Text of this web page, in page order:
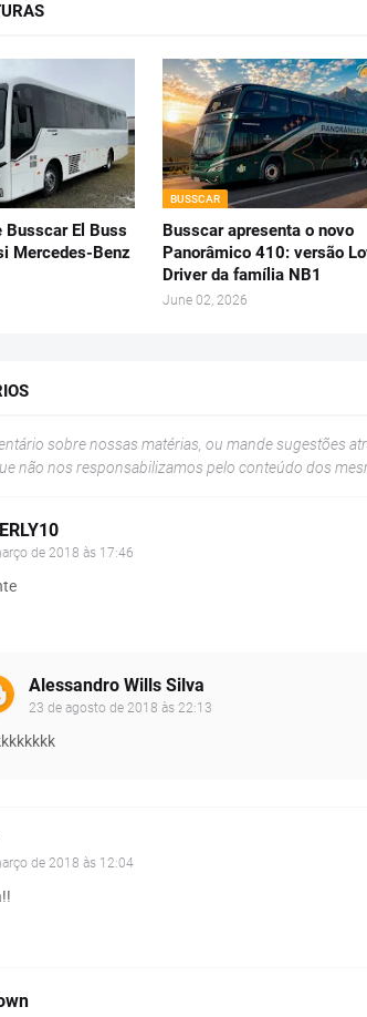
Busscar El Buss
Mercedes-Benz
BUSSCAR
Busscar apresenta o novo
Panorâmico 410: versão
Driver da família NB1
June 02, 2026
sobre nossas matérias, ou mande sugestões
não nos responsabilizamos pelo conteúdo dos
de 2018 às 17:46
Alessandro Wills Silva
23 de agosto de 2018 às 22:13
de 2018 às 12:04